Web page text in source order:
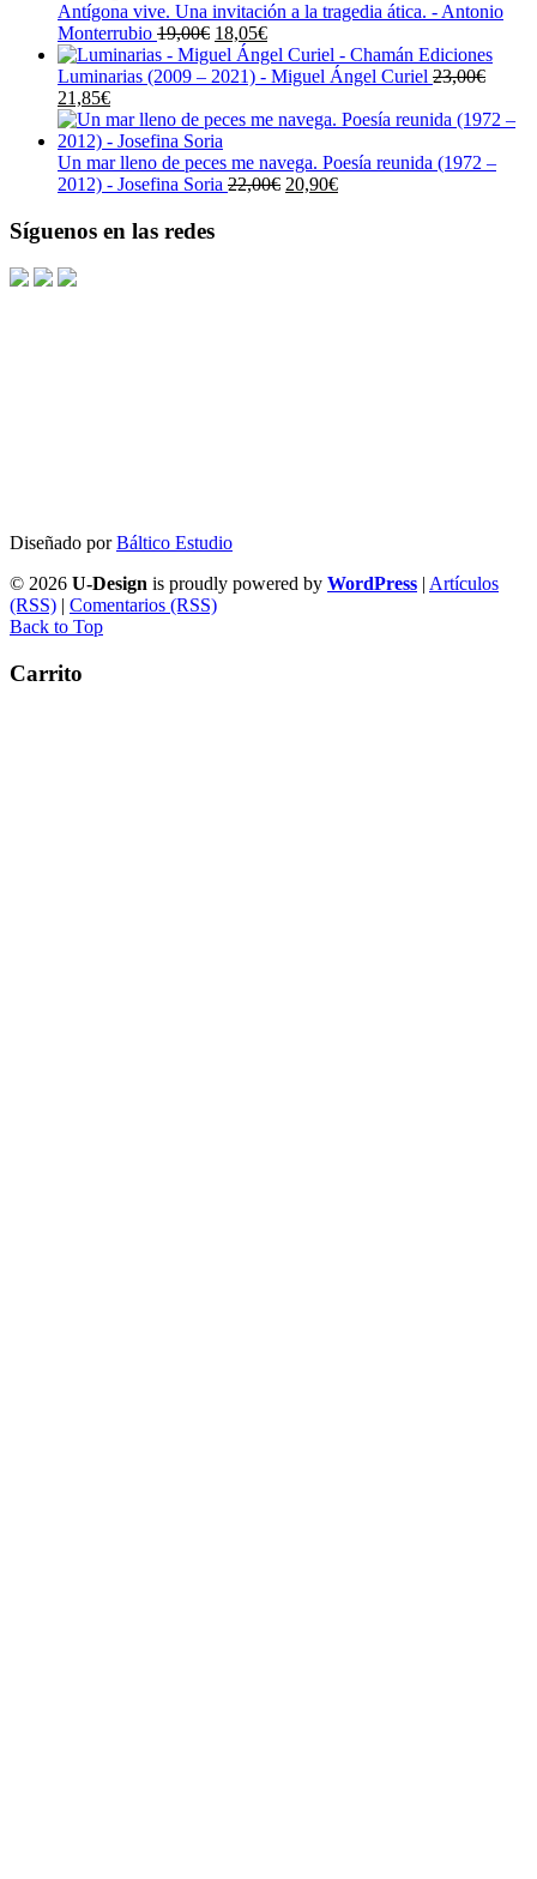
Antígona vive. Una invitación a la tragedia ática. - Antonio
Monterrubio 19,00€ El
precio
original
19,00€.
18,05€El
precio
actual
18,05€.
Luminarias (2009 – 2021) - Miguel Ángel Curiel 23,00€
El
precio
original
era:
23,00€.
21,85€El
precio
actual
es:
21,85€.
Un mar lleno de peces me navega. Poesía reunida (1972 –
2012) - Josefina Soria 22,00€ El
20,90€El
Síguenos en las redes
Diseñado porBáltico Estudio
© 2026 U-Design is proudly powered by WordPress | Artículos
(RSS) | Comentarios (RSS)
Back to Top
Carrito